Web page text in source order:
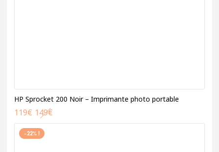
HP Sprocket 200 Noir – Imprimante photo portable
149€
119€
-22% !